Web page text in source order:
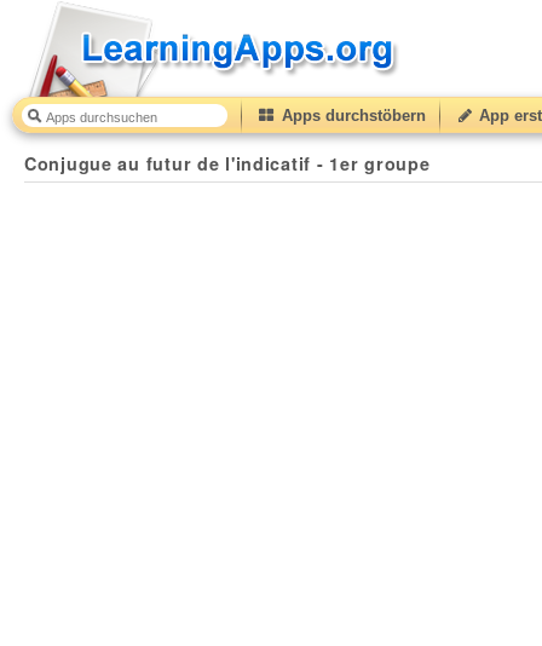
Apps durchstöbern App
Conjugue au futur de l'indicatif - 1er groupe
Conjugue au futur de l'indicatif - 1er groupe 41(from